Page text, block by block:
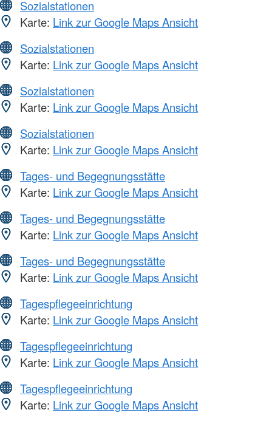
Sozialstationen
Karte: Link zur Google Maps Ansicht
Sozialstationen
Karte: Link zur Google Maps Ansicht
Sozialstationen
Karte: Link zur Google Maps Ansicht
Sozialstationen
Karte: Link zur Google Maps Ansicht
Tages- und Begegnungsstätte
Karte: Link zur Google Maps Ansicht
Tages- und Begegnungsstätte
Karte: Link zur Google Maps Ansicht
Tages- und Begegnungsstätte
Karte: Link zur Google Maps Ansicht
Tagespflegeeinrichtung
Karte: Link zur Google Maps Ansicht
Tagespflegeeinrichtung
Karte: Link zur Google Maps Ansicht
Tagespflegeeinrichtung
Karte: Link zur Google Maps Ansicht